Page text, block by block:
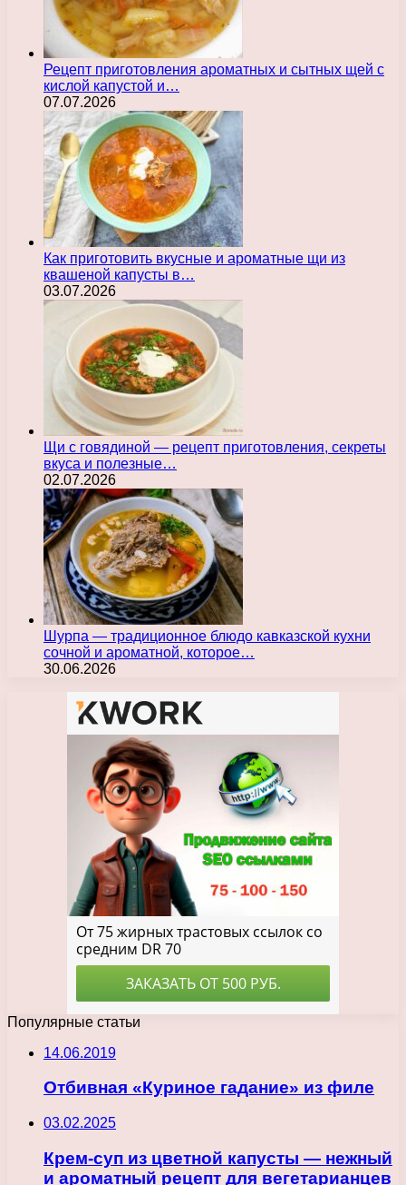
Рецепт приготовления ароматных и сытных щей с
кислой капустой и…
07.07.2026
Как приготовить вкусные и ароматные щи из
квашеной капусты в…
03.07.2026
Щи с говядиной — рецепт приготовления, секреты
вкуса и полезные…
02.07.2026
Шурпа — традиционное блюдо кавказской кухни
сочной и ароматной, которое…
30.06.2026
Популярные статьи
14.06.2019
Отбивная «Куриное гадание» из филе
03.02.2025
Крем-суп из цветной капусты — нежный
и ароматный рецепт для вегетарианцев